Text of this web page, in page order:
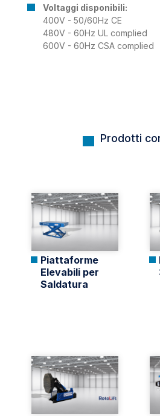
Voltaggi disponibili:
400V - 50/60Hz CE
480V - 60Hz UL complied
600V - 60Hz CSA complied
Prodotti
Piattaforme
Elevabili per
Saldatura